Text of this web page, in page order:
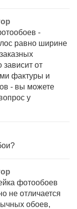
-
равно ширине
зависит от
фактуры и
- вы можете
у
фотообоев
не отличается
обоев,